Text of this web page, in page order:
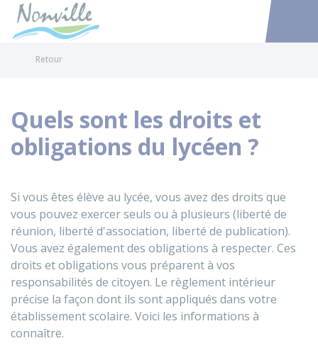
Accéder
Retour
Quels sont les droits et
obligations du lycéen ?
Si vous êtes élève au lycée, vous avez des droits que
vous pouvez exercer seuls ou à plusieurs (liberté de
réunion, liberté d'association, liberté de publication).
Vous avez également des obligations à respecter. Ces
droits et obligations vous préparent à vos
responsabilités de citoyen. Le règlement intérieur
précise la façon dont ils sont appliqués dans votre
établissement scolaire. Voici les informations à
connaître.